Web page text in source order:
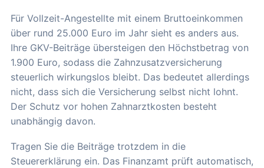
Für Vollzeit-Angestellte mit einem Bruttoeinkommen
über rund 25.000 Euro im Jahr sieht es anders aus.
Ihre GKV-Beiträge übersteigen den Höchstbetrag von
1.900 Euro, sodass die Zahnzusatzversicherung
steuerlich wirkungslos bleibt. Das bedeutet allerdings
nicht, dass sich die Versicherung selbst nicht lohnt.
Der Schutz vor hohen Zahnarztkosten besteht
unabhängig davon.
Tragen Sie die Beiträge trotzdem in die
Steuererklärung ein. Das Finanzamt prüft automatisch,